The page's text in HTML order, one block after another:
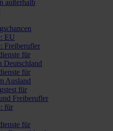
außerhalb
EU
Freiberufler
für
Deutschland
für
Ausland
für
Freiberufler
für
für